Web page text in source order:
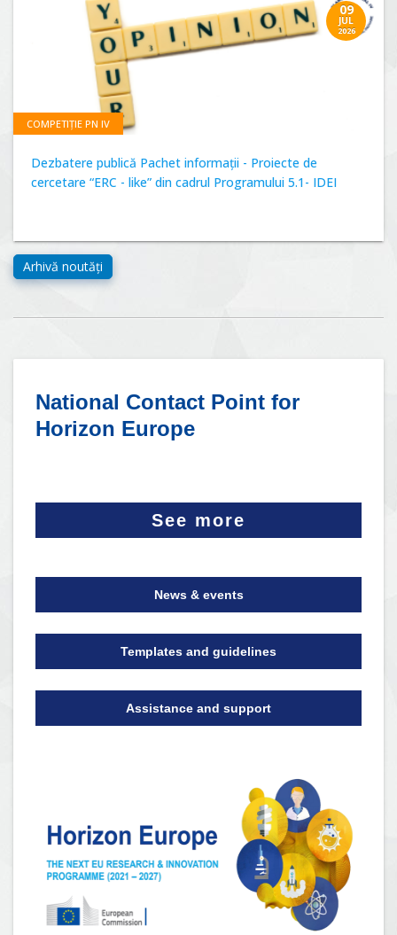
09
JUL
2026
COMPETIȚIE PN IV
Dezbatere publică Pachet informații - Proiecte de
cercetare “ERC - like” din cadrul Programului 5.1- IDEI
National Contact Point for
Horizon Europe
See more
News & events
Templates and guidelines
Assistance and support